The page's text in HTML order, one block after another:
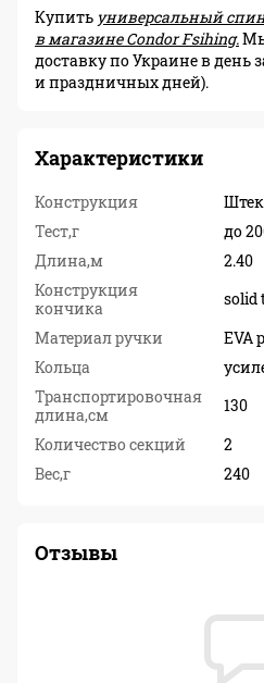
Купить универсальный
в магазине Condor Fsihing.
доставку по Украине в день
и праздничных дней).
Характеристики
Конструкция
Тест,г
до
Длина,м
2.40
Конструкция
кончика
solid
Материал ручки
EVA
Кольца
Транспортировочная
длина,см
130
Количество секций
2
Вес,г
240
Отзывы